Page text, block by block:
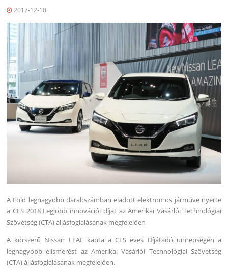
2017-12-10
A Föld legnagyobb darabszámban eladott elektromos járműve nyerte
a CES 2018 Legjobb innovációi díjat az Amerikai Vásárlói Technológiai
Szövetség (CTA) állásfoglalásának megfelelően
A korszerű Nissan LEAF kapta a CES éves Díjátadó ünnepségén a
legnagyobb elismerést az Amerikai Vásárlói Technológiai Szövetség
(CTA) állásfoglalásának megfelelően.